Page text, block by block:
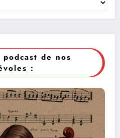
de nos
: